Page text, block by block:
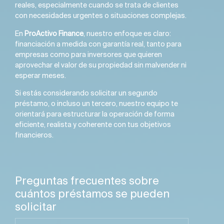
reales, especialmente cuando se trata de clientes
con necesidades urgentes o situaciones complejas.
En ProActivo Finance, nuestro enfoque es claro:
financiación a medida con garantía real, tanto para
empresas como para inversores que quieren
aprovechar el valor de su propiedad sin malvender ni
esperar meses.
Si estás considerando solicitar un segundo
préstamo, o incluso un tercero, nuestro equipo te
orientará para estructurar la operación de forma
eficiente, realista y coherente con tus objetivos
financieros.
Preguntas frecuentes sobre
cuántos préstamos se pueden
solicitar